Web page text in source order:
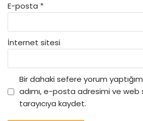
E-posta *
İnternet sitesi
Bir dahaki sefere yorum
adımı, e-posta adresimi ve
tarayıcıya kaydet.